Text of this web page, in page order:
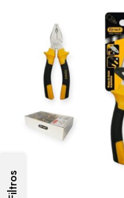
Filtros